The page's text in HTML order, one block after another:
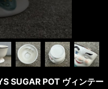
SUGAR POT ヴィンテー